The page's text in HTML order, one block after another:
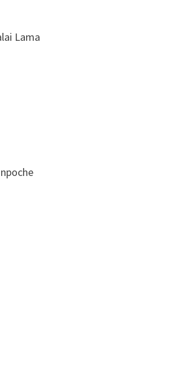
Lama